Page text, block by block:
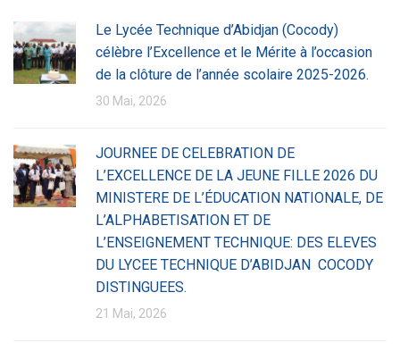
Le Lycée Technique d’Abidjan (Cocody)
célèbre l’Excellence et le Mérite à l’occasion
de la clôture de l’année scolaire 2025-2026.
30 Mai, 2026
JOURNEE DE CELEBRATION DE
L’EXCELLENCE DE LA JEUNE FILLE 2026 DU
MINISTERE DE L’ÉDUCATION NATIONALE, DE
L’ALPHABETISATION ET DE
L’ENSEIGNEMENT TECHNIQUE: DES ELEVES
DU LYCEE TECHNIQUE D’ABIDJAN COCODY
DISTINGUEES.
21 Mai, 2026